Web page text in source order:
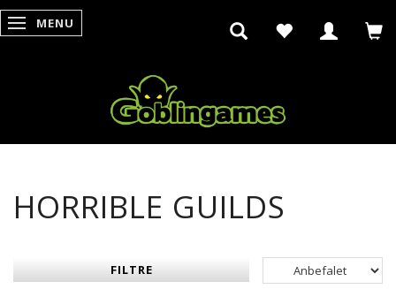
SKIFTE NAVIGATION
MENU
HORRIBLE GUILDS
FILTRE